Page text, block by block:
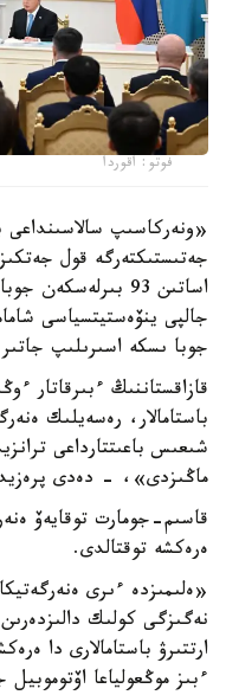
فوتو: اقوردا
«ونەركاسىپ سالاسىنداعى
اساتىن 93
جوبا ىسكە اسىرىلىپ
قازاقستاننىڭ ءبىرقاتار
باستامالار، رەسەيلىك
شىعىس باعىتتارداعى
ماڭىزدى»، - دەدى
قاسىم-جومارت توقايەۆ
ەرەكشە توقتالدى.
«ەلىمىزدە ءىرى
نەگىزگى كولىك دالىزدەرىن
ارتتىرۋ باستامالارى دا
ءبىز موڭعولياعا